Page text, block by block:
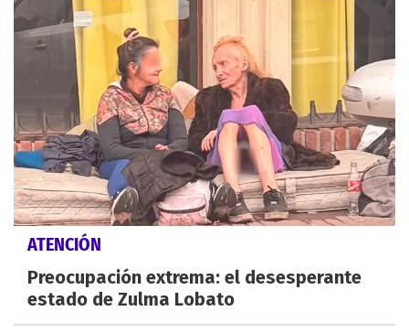
ATENCIÓN
Preocupación extrema: el desesperante
estado de Zulma Lobato